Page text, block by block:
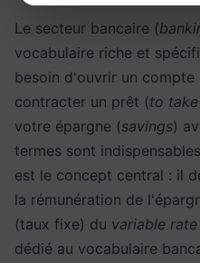
Le secteur bancaire (
vocabulaire riche et
besoin d'ouvrir un compte
contracter un prêt (to
votre épargne (savings)
termes sont
est le concept central : il
la rémunération de
(taux fixe) du variable rate
dédié au vocabulaire